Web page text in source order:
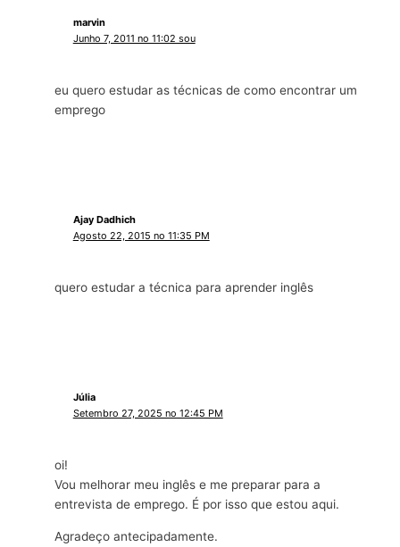
marvin
Junho 7, 2011 no 11:02 sou
eu quero estudar as técnicas de como encontrar um
emprego
Ajay Dadhich
Agosto 22, 2015 no 11:35 PM
quero estudar a técnica para aprender inglês
Júlia
Setembro 27, 2025 no 12:45 PM
oi!
Vou melhorar meu inglês e me preparar para a
entrevista de emprego. É por isso que estou aqui.
Agradeço antecipadamente.